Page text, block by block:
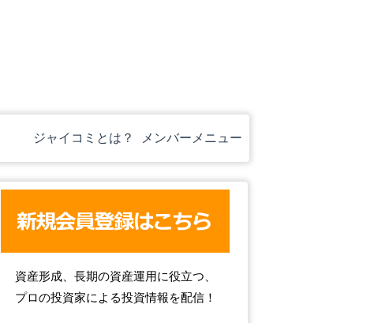
ジャイコミとは？ メンバーメニュー
資産形成、長期の資産運用に役立つ、
プロの投資家による投資情報を配信！